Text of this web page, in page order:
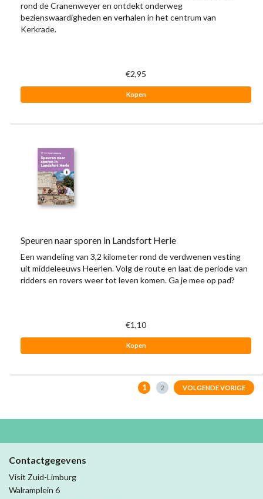
rond de Cranenweyer en ontdekt onderweg
bezienswaardigheden en verhalen in het centrum van
Kerkrade.
€2,95
Kopen
Speuren naar sporen in Landsfort Herle
Een wandeling van 3,2 kilometer rond de verdwenen vesting
uit middeleeuws Heerlen. Volg de route en laat de periode van
ridders en rovers weer tot leven komen. Ga je mee op pad?
€1,10
Kopen
1 2 VOLGENDE VORIGE
Contactgegevens
Visit Zuid-Limburg
Walramplein 6